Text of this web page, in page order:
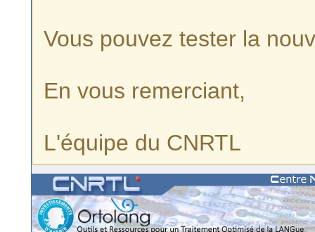
Vous pouvez tester la
En vous remerciant,
L'équipe du CNRTL